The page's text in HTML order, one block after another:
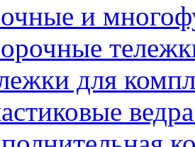
и
для